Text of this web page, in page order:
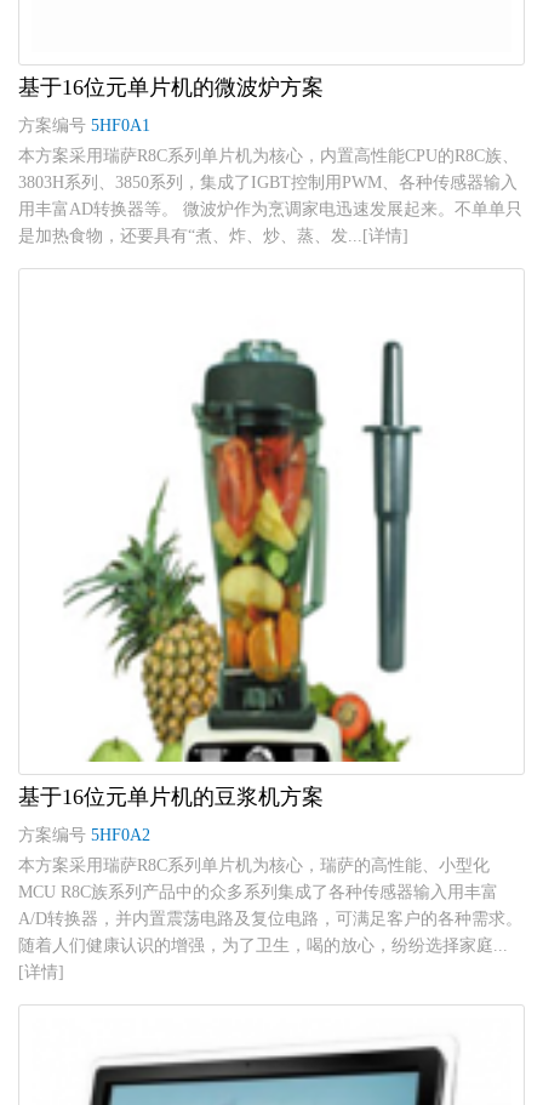
基于16位元单片机的微波炉方案
方案编号 5HF0A1
本方案采用瑞萨R8C系列单片机为核心，内置高性能CPU的R8C族、
3803H系列、3850系列，集成了IGBT控制用PWM、各种传感器输入
用丰富AD转换器等。 微波炉作为烹调家电迅速发展起来。不单单只
是加热食物，还要具有“煮、炸、炒、蒸、发...[详情]
基于16位元单片机的豆浆机方案
方案编号 5HF0A2
本方案采用瑞萨R8C系列单片机为核心，瑞萨的高性能、小型化
MCU R8C族系列产品中的众多系列集成了各种传感器输入用丰富
A/D转换器，并内置震荡电路及复位电路，可满足客户的各种需求。
随着人们健康认识的增强，为了卫生，喝的放心，纷纷选择家庭...
[详情]